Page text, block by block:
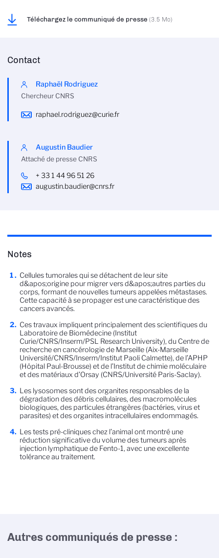
Téléchargez le communiqué de presse (3.5 Mo)
Contact
Raphaël Rodriguez
Chercheur CNRS
raphael.rodriguez@curie.fr
Augustin Baudier
Attaché de presse CNRS
+ 33 1 44 96 51 26
augustin.baudier@cnrs.fr
Notes
Cellules tumorales qui se détachent de leur site
d&apos;origine pour migrer vers d&apos;autres parties du
corps, formant de nouvelles tumeurs appelées métastases.
Cette capacité à se propager est une caractéristique des
cancers avancés.
Ces travaux impliquent principalement des scientifiques du
Laboratoire de Biomédecine (Institut
Curie/CNRS/Inserm/PSL Research University), du Centre de
recherche en cancérologie de Marseille (Aix-Marseille
Université/CNRS/Inserm/Institut Paoli Calmette), de l’APHP
(Hôpital Paul-Brousse) et de l’Institut de chimie moléculaire
et des matériaux d’Orsay (CNRS/Université Paris-Saclay).
Les lysosomes sont des organites responsables de la
dégradation des débris cellulaires, des macromolécules
biologiques, des particules étrangères (bactéries, virus et
parasites) et des organites intracellulaires endommagés.
Les tests pré-cliniques chez l’animal ont montré une
réduction significative du volume des tumeurs après
injection lymphatique de Fento-1, avec une excellente
tolérance au traitement.
Autres communiqués de presse :